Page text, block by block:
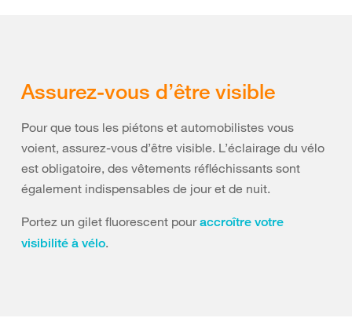
Assurez-vous d’être visible
Pour que tous les piétons et automobilistes vous
voient, assurez-vous d’être visible. L’éclairage du vélo
est obligatoire, des vêtements réfléchissants sont
également indispensables de jour et de nuit.
Portez un gilet fluorescent pouraccroître votre
visibilité à vélo.